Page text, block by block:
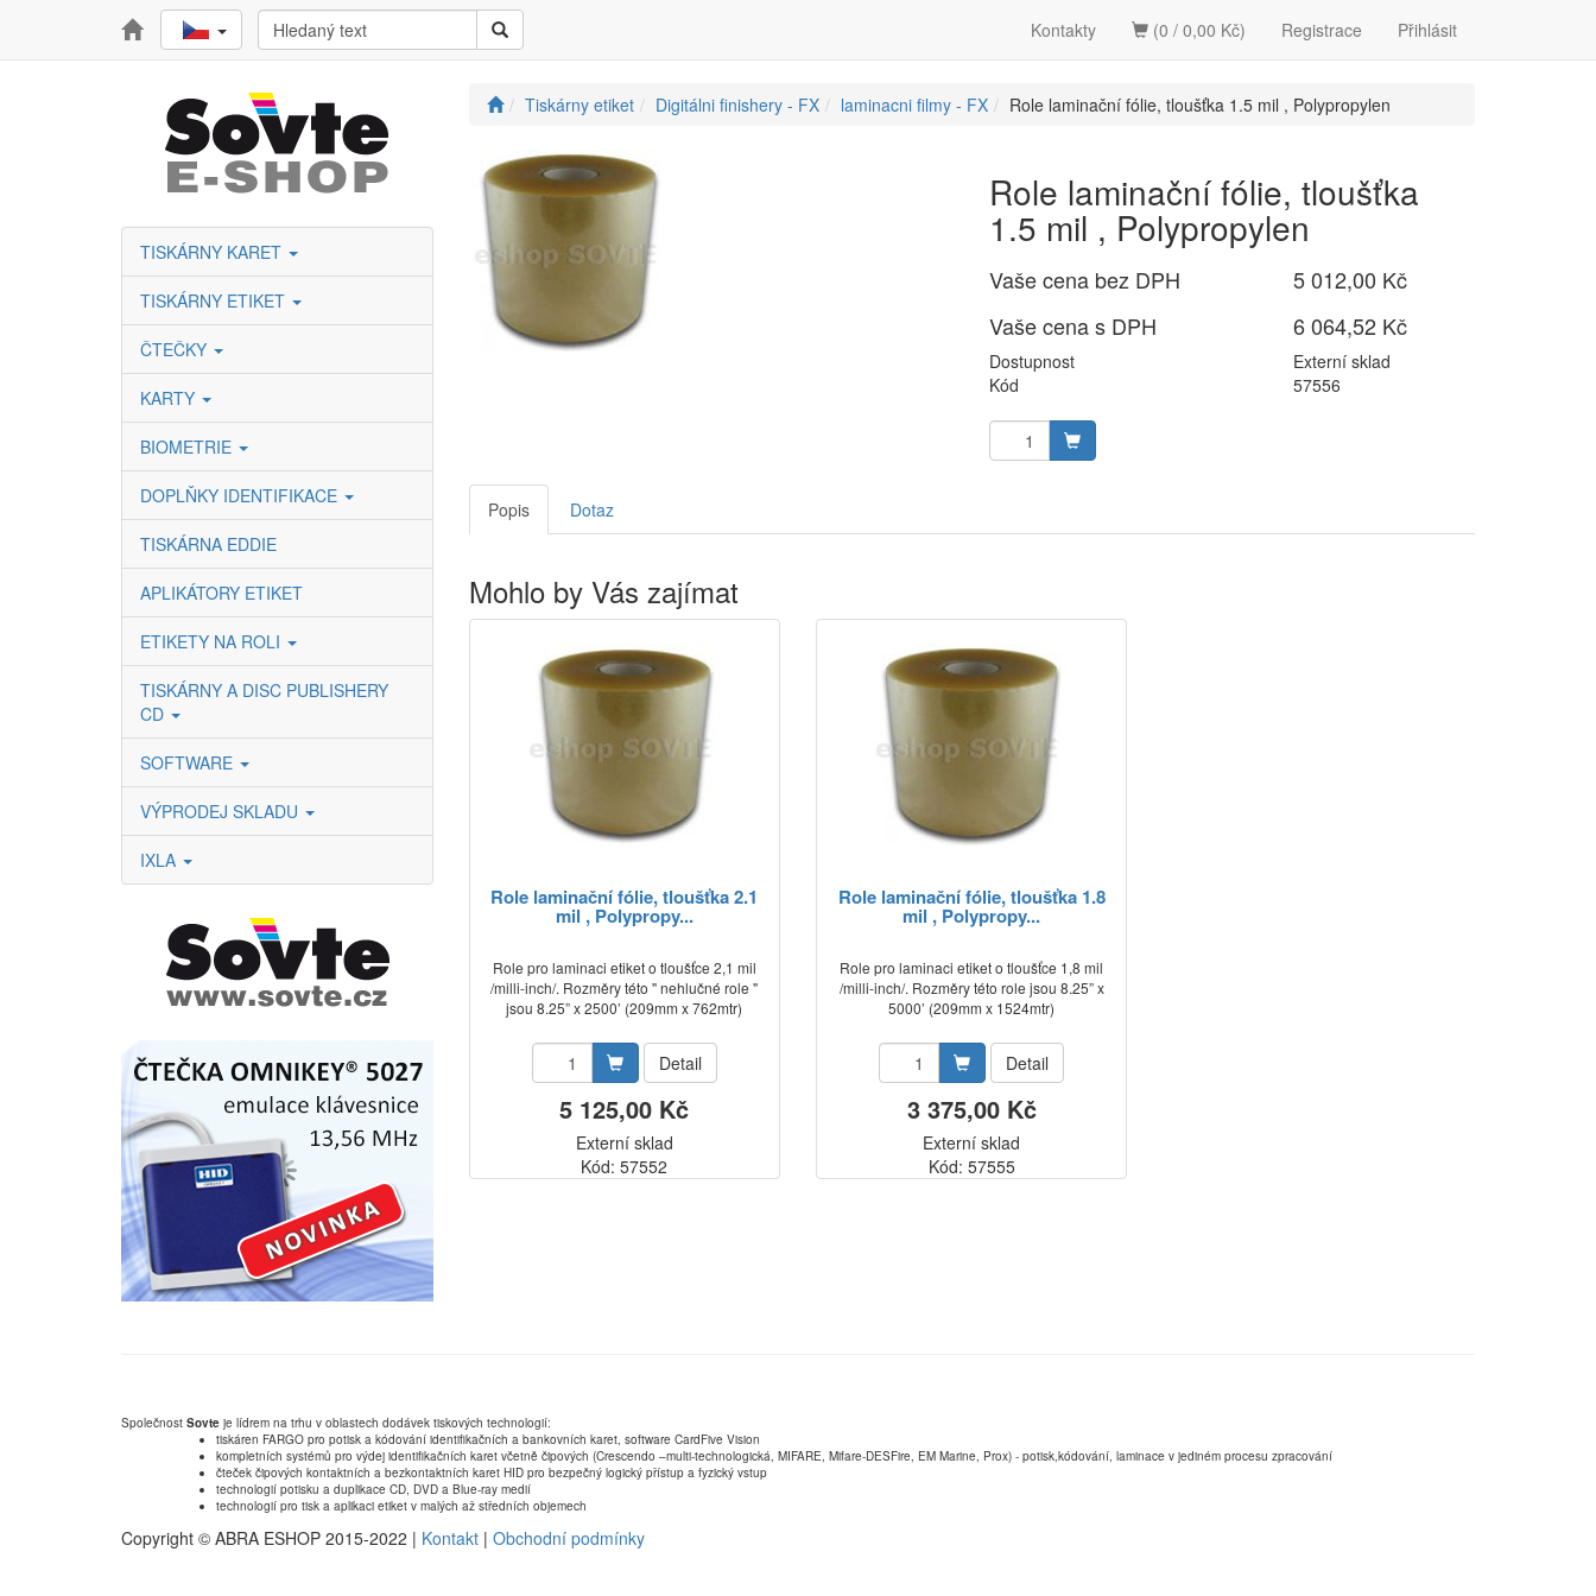
Registrace Přihlásit
Kontakty (0 / 0,00 Kč)
TISKÁRNY KARET
TISKÁRNY ETIKET
ČTEČKY
KARTY
BIOMETRIE
DOPLŇKY IDENTIFIKACE
TISKÁRNA EDDIE
APLIKÁTORY ETIKET
ETIKETY NA ROLI
TISKÁRNY A DISC PUBLISHERY
CD
SOFTWARE
VÝPRODEJ SKLADU
IXLA
Tiskárny etiket Digitálni finishery - FX laminacni filmy - FX Role laminační fólie, tloušťka 1.5 mil , Polypropylen
Role laminační fólie, tloušťka
1.5 mil , Polypropylen
Vaše cena bez DPH
5 012,00 Kč
Vaše cena s DPH
6 064,52 Kč
Dostupnost
Externí sklad
Kód
57556
Popis Dotaz
Mohlo by Vás zajímat
Role laminační fólie, tloušťka 2.1
mil , Polypropy...
Role pro laminaci etiket o tloušťce 2,1 mil
/milli-inch/. Rozměry této " nehlučné role "
jsou 8.25” x 2500’ (209mm x 762mtr)
Detail
5 125,00 Kč
Externí sklad
Kód: 57552
Role laminační fólie, tloušťka 1.8
mil , Polypropy...
Role pro laminaci etiket o tloušťce 1,8 mil
/milli-inch/. Rozměry této role jsou 8.25” x
5000’ (209mm x 1524mtr)
Detail
3 375,00 Kč
Externí sklad
Kód: 57555
Společnost Sovte je lídrem na trhu v oblastech dodávek tiskových technologií:
tiskáren FARGO pro potisk a kódování identifikačních a bankovních karet, software CardFive Vision
kompletních systémů pro výdej identifikačních karet včetně čipových (Crescendo –multi-technologická, MIFARE, Mifare-DESFire, EM Marine, Prox) - potisk,kódování, laminace v jediném procesu zpracování
čteček čipových kontaktních a bezkontaktních karet HID pro bezpečný logický přístup a fyzický vstup
technologií potisku a duplikace CD, DVD a Blue-ray medií
technologií pro tisk a aplikaci etiket v malých až středních objemech
Copyright © ABRA ESHOP 2015-2022 | Kontakt | Obchodní podmínky